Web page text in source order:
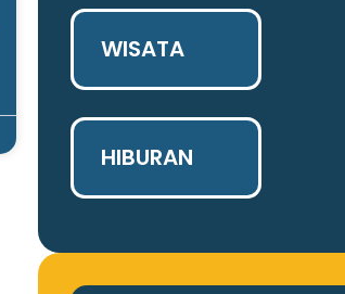
WISATA
HIBURAN